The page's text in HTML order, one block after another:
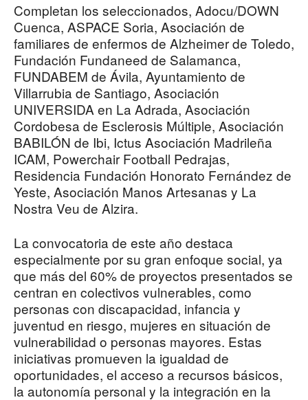
Completan los seleccionados, Adocu/DOWN
Cuenca, ASPACE Soria, Asociación de
familiares de enfermos de Alzheimer de Toledo,
Fundación Fundaneed de Salamanca,
FUNDABEM de Ávila, Ayuntamiento de
Villarrubia de Santiago, Asociación
UNIVERSIDA en La Adrada, Asociación
Cordobesa de Esclerosis Múltiple, Asociación
BABILÓN de Ibi, Ictus Asociación Madrileña
ICAM, Powerchair Football Pedrajas,
Residencia Fundación Honorato Fernández de
Yeste, Asociación Manos Artesanas y La
Nostra Veu de Alzira.
La convocatoria de este año destaca
especialmente por su gran enfoque social, ya
que más del 60% de proyectos presentados se
centran en colectivos vulnerables, como
personas con discapacidad, infancia y
juventud en riesgo, mujeres en situación de
vulnerabilidad o personas mayores. Estas
iniciativas promueven la igualdad de
oportunidades, el acceso a recursos básicos,
la autonomía personal y la integración en la